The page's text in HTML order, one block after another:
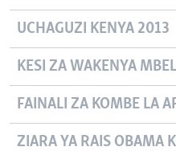
UCHAGUZI KENYA 2013
KESI ZA WAKENYA
FAINALI ZA KOMBE LA
ZIARA YA RAIS OBAMA